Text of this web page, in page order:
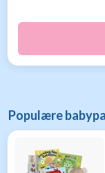
Populære